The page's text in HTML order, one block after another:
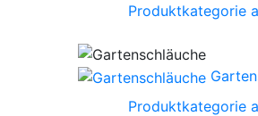
Produktkategorie
Produktkategorie